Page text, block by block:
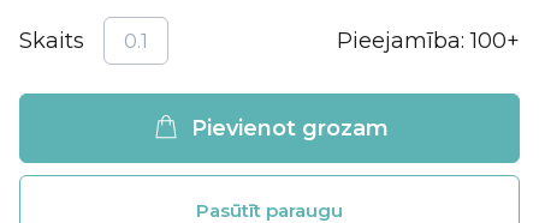
Skaits Pieejamība:100+
Pievienot grozam
Pasūtīt paraugu